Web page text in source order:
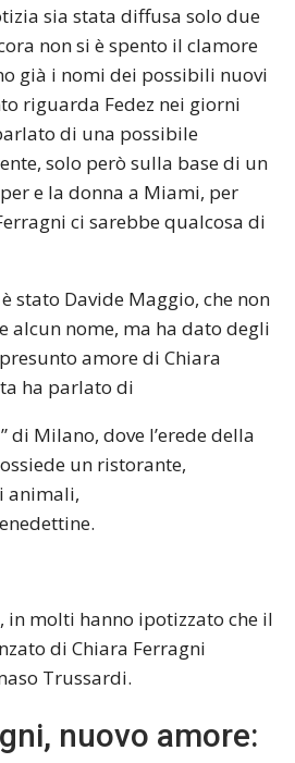
sia stata diffusa solo due
non si è spento il clamore
già i nomi dei possibili nuovi
riguarda Fedez nei giorni
di una possibile
solo però sulla base di un
e la donna a Miami, per
ci sarebbe qualcosa di
stato Davide Maggio, che non
alcun nome, ma ha dato degli
amore di Chiara
ha parlato di
di Milano, dove l’erede della
un ristorante,
animali,
in molti hanno ipotizzato che il
di Chiara Ferragni
Trussardi.
nuovo amore: